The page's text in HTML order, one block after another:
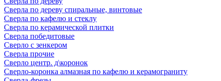
Сверла по дереву спиральные, винтовые
Сверла по кафелю и стеклу
Сверла по керамической плитки
Сверла победитовые
Сверло с зенкером
Сверла прочие
Сверло центр. д\коронок
Сверло-коронка алмазная по кафелю и керамограниту